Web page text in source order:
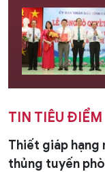
TIN TIÊU ĐIỂM
Thiết giáp hạng
thủng tuyến